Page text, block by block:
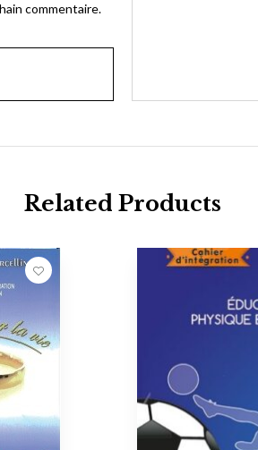
commentaire.
Related Products